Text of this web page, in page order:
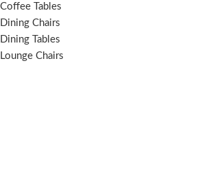
Coffee Tables
Dining Chairs
Dining Tables
Lounge Chairs